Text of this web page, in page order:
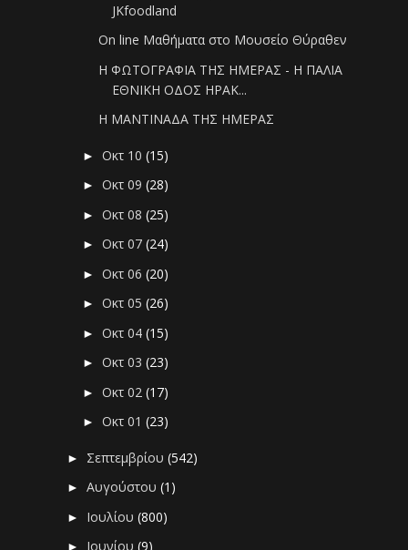
JKfoodland
On line Μαθήματα στο Μουσείο Θύραθεν
Η ΦΩΤΟΓΡΑΦΙΑ ΤΗΣ ΗΜΕΡΑΣ - Η ΠΑΛΙΑ
ΕΘΝΙΚΗ ΟΔΟΣ ΗΡΑΚ...
Η ΜΑΝΤΙΝΑΔΑ ΤΗΣ ΗΜΕΡΑΣ
►Οκτ 10(15)
►Οκτ 09(28)
►Οκτ 08(25)
►Οκτ 07(24)
►Οκτ 06(20)
►Οκτ 05(26)
►Οκτ 04(15)
►Οκτ 03(23)
►Οκτ 02(17)
►Οκτ 01(23)
► Σεπτεμβρίου(542)
►Αυγούστου(1)
► Ιουλίου(800)
► Ιουνίου(9)